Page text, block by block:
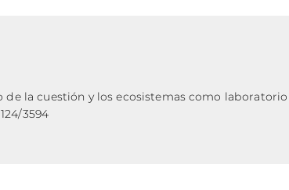
la cuestión y los ecosistemas como
3594